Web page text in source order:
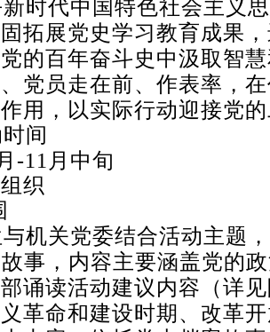
新时代中国特色社会主义
拓展党史学习教育成果
的百年奋斗史中汲取智
党员走在前、作表率，
用，以实际行动迎接党
间
-11月中旬
织
机关党委结合活动主题
事，内容主要涵盖党的
诵读活动建议内容（详
革命和建设时期、改革